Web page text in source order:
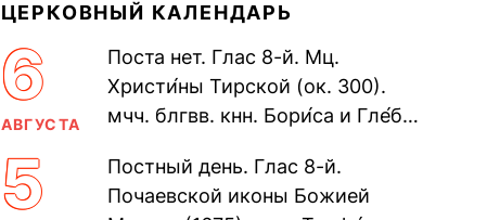
ЦЕРКОВНЫЙ КАЛЕНДАРЬ
6
АВГУСТА
Поста нет. Глас 8-й. Мц.
Христи́ны Тирской (ок. 300).
мчч. блгвв. кнн. Бори́са и Гле́ба,
Дави́да (1015). Прп....
5
Постный день. Глас 8-й.
Почаевской иконы Божией